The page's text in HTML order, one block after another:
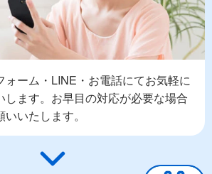
ォーム・LINE・お電話にてお気軽に
します。お早目の対応が必要な場合
いたします。